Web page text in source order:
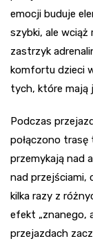
emocji buduje
szybki, ale
zastrzyk
komfortu dzieci
tych, które mają
Podczas
połączono
przemykają nad
nad przejściami,
kilka razy z
efekt „znanego,
przejazdach